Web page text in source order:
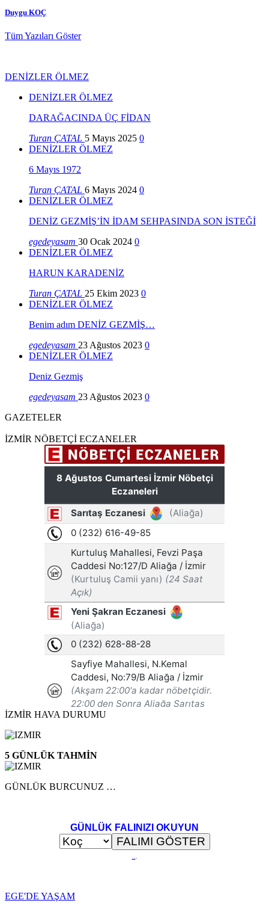
Duygu KOÇ
Tüm Yazıları Göster
DENİZLER ÖLMEZ
DENİZLER ÖLMEZ
DARAĞACINDA ÜÇ FİDAN
Turan ÇATAL 5 Mayıs 2025 0
DENİZLER ÖLMEZ
6 Mayıs 1972
Turan ÇATAL 6 Mayıs 2024 0
DENİZLER ÖLMEZ
DENİZ GEZMİŞ’İN İDAM SEHPASINDA SON İSTEĞİ
egedeyasam 30 Ocak 2024 0
DENİZLER ÖLMEZ
HARUN KARADENİZ
Turan ÇATAL 25 Ekim 2023 0
DENİZLER ÖLMEZ
Benim adım DENİZ GEZMİŞ…
egedeyasam 23 Ağustos 2023 0
DENİZLER ÖLMEZ
Deniz Gezmiş
egedeyasam 23 Ağustos 2023 0
GAZETELER
İZMİR NÖBETÇİ ECZANELER
İZMİR HAVA DURUMU
5 GÜNLÜK TAHMİN
GÜNLÜK BURCUNUZ …
GÜNLÜK FALINIZI OKUYUN
EGE'DE YAŞAM